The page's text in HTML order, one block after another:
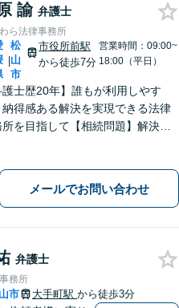
諭 弁護士
ら法律事務所
|
松
山
市
市役所前駅
から徒歩7分
営業時間：09:00~
18:00（平日）
護士歴20年】誰もが利用しやす
納得感ある解決を実現できる法律
を目指して【相続問題】解決実
議から調停、裁判まで、あらゆる
ーズに対応【市役所前駅6分】
メールでお問い合わせ
弁護士
務所
市 大手町駅 から徒歩3分